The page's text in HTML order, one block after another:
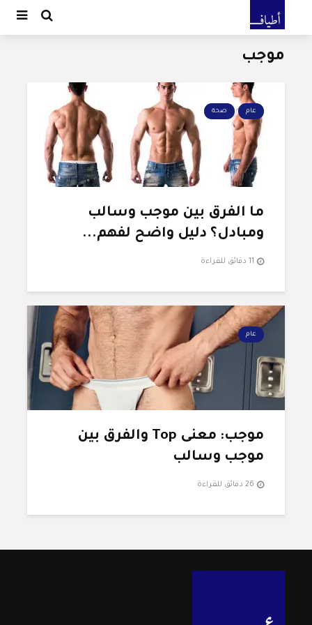
موجب
عام صحة
ما الفرق بين موجب وسالب
ومبادل؟ دليل واضح لفهم...
11 دقائق للقراءة
عام
موجب: معنى Top والفرق بين
موجب وسالب
26 دقائق للقراءة